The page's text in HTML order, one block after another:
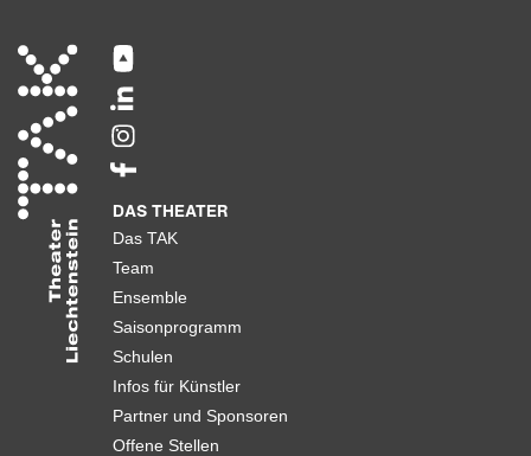
DAS THEATER
Das TAK
Team
Ensemble
Saisonprogramm
Schulen
Infos für Künstler
Partner und Sponsoren
Offene Stellen